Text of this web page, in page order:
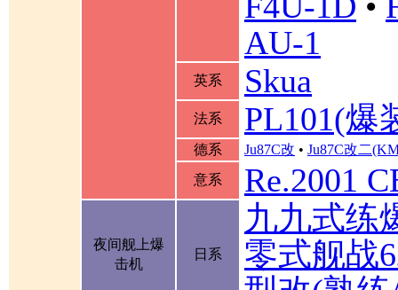
AU-1
英系 Skua
法系 PL101(爆
德系 Ju87C改 • Ju87C改二
意系
Re.2001
夜间舰上爆
击机
日系
九九式练
零式舰战